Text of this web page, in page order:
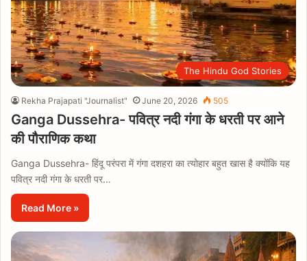
The Hindu God Stories
Rekha Prajapati "Journalist" June 20, 2026 505
Ganga Dussehra- पवित्र नदी गंगा के धरती पर आने
की पौराणिक कथा
Ganga Dussehra- हिंदू परंपरा में गंगा दशहरा का त्योहार बहुत खास है क्योंकि यह
पवित्र नदी गंगा के धरती पर…
Read More »